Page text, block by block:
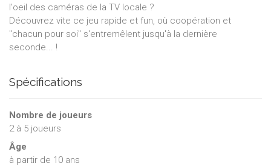
l'oeil des caméras de la TV locale ?
Découvrez vite ce jeu rapide et fun, où coopération et
"chacun pour soi" s'entremêlent jusqu'à la dernière
seconde... !
Spécifications
Nombre de joueurs
2à 5 joueurs
Âge
à partir de 10 ans